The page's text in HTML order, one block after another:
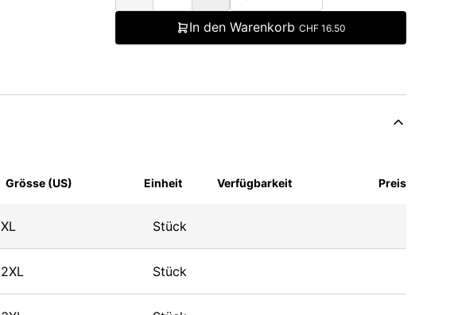
In den Warenkorb CHF 16.50
Grösse (US) Einheit Verfügbarkeit Preis
XL Stück
2XL Stück